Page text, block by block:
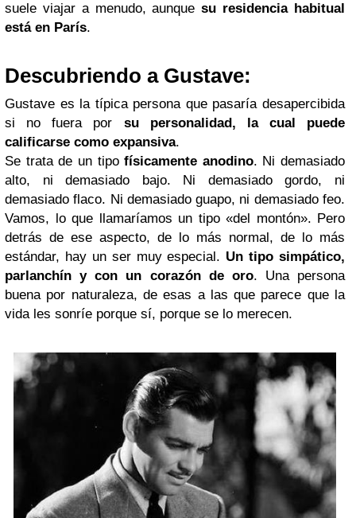
suele viajar a menudo, aunquesu residencia habitual
está en París.
Descubriendo a Gustave:
Gustave es la típica persona que pasaría desapercibida
si no fuera por su personalidad, la cual puede
calificarse como expansiva.
Se trata de un tipofísicamente anodino. Ni demasiado
alto, ni demasiado bajo. Ni demasiado gordo, ni
demasiado flaco. Ni demasiado guapo, ni demasiado feo.
Vamos, lo que llamaríamos un tipo «del montón». Pero
detrás de ese aspecto, de lo más normal, de lo más
estándar, hay un ser muy especial. Un tipo simpático,
parlanchín y con un corazón de oro. Una persona
buena por naturaleza, de esas a las que parece que la
vida les sonríe porque sí, porque se lo merecen.